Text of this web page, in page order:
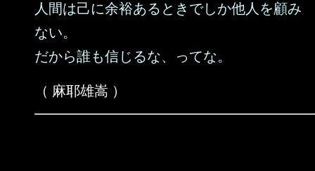
人間は己に余裕あるときでしか他人を顧み
ない。
だから誰も信じるな、ってな。
（ 麻耶雄嵩 ）